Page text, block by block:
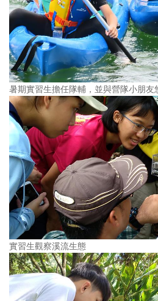
暑期實習生擔任隊輔，並與營隊小朋友
實習生觀察溪流生態